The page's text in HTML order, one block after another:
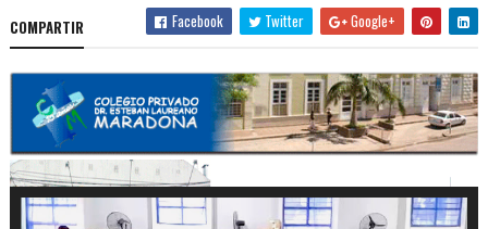
COMPARTIR Facebook Twitter Google+